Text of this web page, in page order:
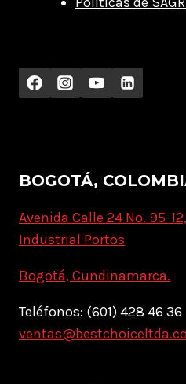
BOGOTÁ,
Avenida Calle 24 No. 95-
Industrial Portos
Bogotá, Cundinamarca.
Teléfonos: (601) 428 46 36